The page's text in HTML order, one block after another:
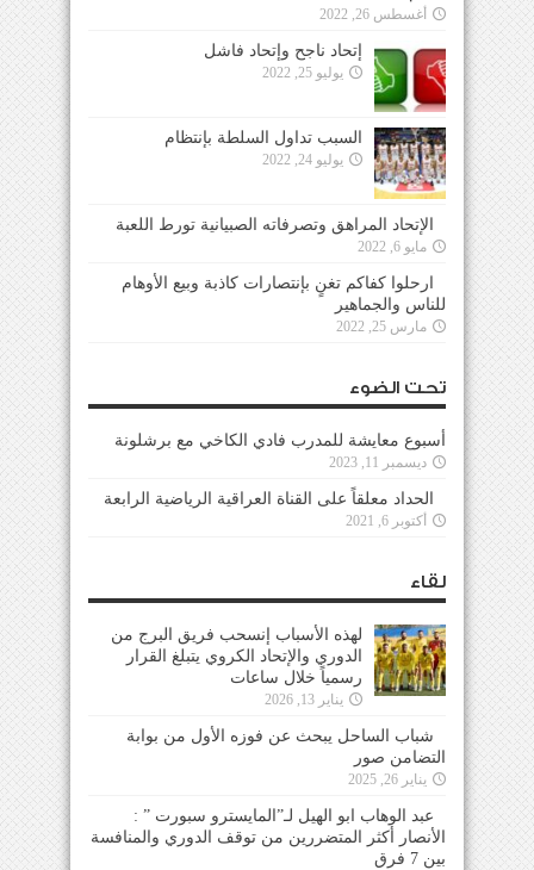
أغسطس 26, 2022
إتحاد ناجح وإتحاد فاشل
يوليو 25, 2022
السبب تداول السلطة بإنتظام
يوليو 24, 2022
الإتحاد المراهق وتصرفاته الصبيانية تورط اللعبة
مايو 6, 2022
ارحلوا كفاكم تغنٍ بإنتصارات كاذبة وبيع الأوهام
للناس والجماهير
مارس 25, 2022
تحت الضوء
أسبوع معايشة للمدرب فادي الكاخي مع برشلونة
ديسمبر 11, 2023
الحداد معلقاً على القناة العراقية الرياضية الرابعة
أكتوبر 6, 2021
لقاء
لهذه الأسباب إنسحب فريق البرج من
الدوري والإتحاد الكروي يتبلغ القرار
رسمياً خلال ساعات
يناير 13, 2026
شباب الساحل يبحث عن فوزه الأول من بوابة
التضامن صور
يناير 26, 2025
عبد الوهاب ابو الهيل لـ”المايسترو سبورت ” :
الأنصار أكثر المتضررين من توقف الدوري والمنافسة
بين 7 فرق